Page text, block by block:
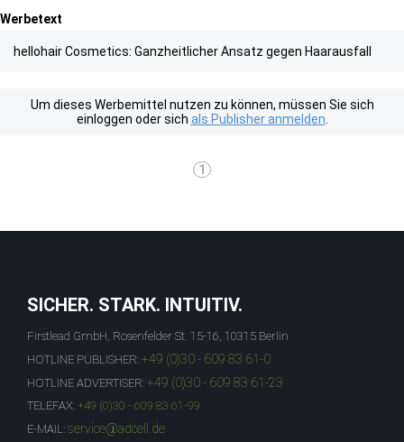
Werbetext
hellohair Cosmetics: Ganzheitlicher Ansatz gegen Haarausfall
Um dieses Werbemittel nutzen zu können, müssen Sie sich
einloggen oder sich als Publisher anmelden
1
SICHER. STARK. INTUITIV.
Firstlead GmbH, Rosenfelder St. 15-16, 10315 Berlin
HOTLINE PUBLISHER: +49 (0)30 - 609 83 61-0
HOTLINE ADVERTISER: +49 (0)30 - 609 83 61-23
TELEFAX: +49 (0)30 - 609 83 61-99
E-MAIL: service@adcell.de